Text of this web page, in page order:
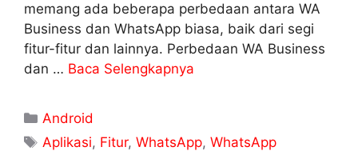
memang ada beberapa perbedaan antara WA
Business dan WhatsApp biasa, baik dari segi
fitur-fitur dan lainnya. Perbedaan WA Business
dan … Baca Selengkapnya
Kategori
Android
Tag
Aplikasi, Fitur,WhatsApp,WhatsApp